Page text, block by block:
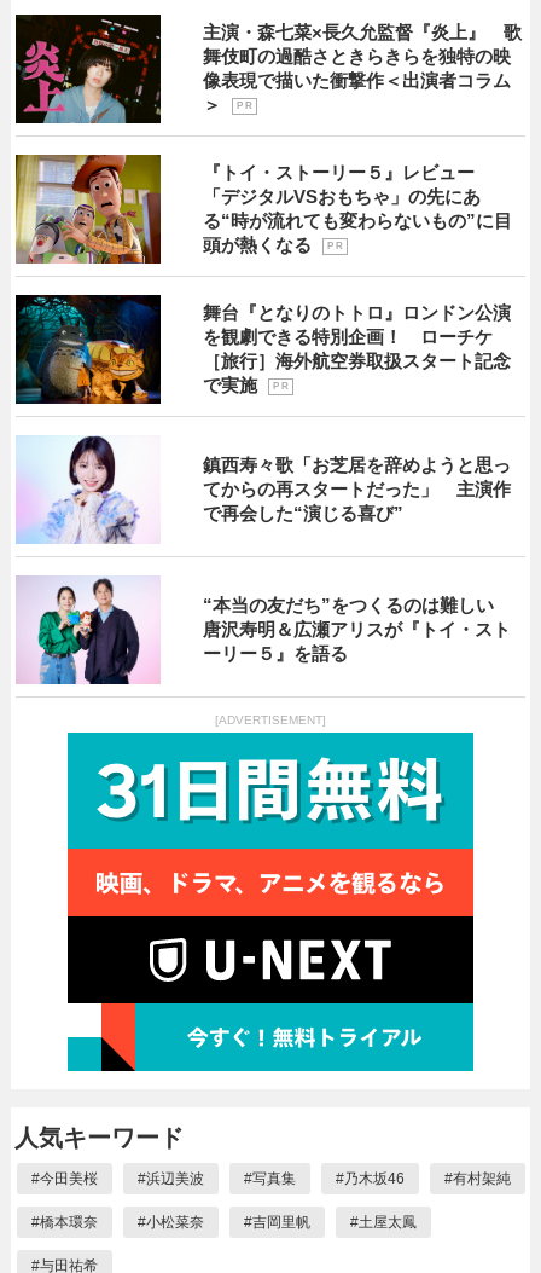
主演・森七菜×長久允監督『炎上』 歌
舞伎町の過酷さときらきらを独特の映
像表現で描いた衝撃作＜出演者コラム
＞
P R
『トイ・ストーリー５』レビュー
「デジタルVSおもちゃ」の先にあ
る“時が流れても変わらないもの”に目
頭が熱くなる
P R
舞台『となりのトトロ』ロンドン公演
を観劇できる特別企画！ ローチケ
［旅行］海外航空券取扱スタート記念
で実施
P R
鎮西寿々歌「お芝居を辞めようと思っ
てからの再スタートだった」 主演作
で再会した“演じる喜び”
“本当の友だち”をつくるのは難しい
唐沢寿明＆広瀬アリスが『トイ・スト
ーリー５』を語る
[ADVERTISEMENT]
人気キーワード
#今田美桜 #浜辺美波 #写真集 #乃木坂46 #有村架純
#橋本環奈 #小松菜奈 #吉岡里帆 #土屋太鳳
#与田祐希